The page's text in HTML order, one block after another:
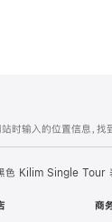
输入的位置信息，找
Kilim Single Tour
商